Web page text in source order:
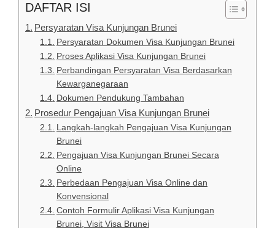
DAFTAR ISI
Persyaratan Visa Kunjungan Brunei
Persyaratan Dokumen Visa Kunjungan Brunei
Proses Aplikasi Visa Kunjungan Brunei
Perbandingan Persyaratan Visa Berdasarkan
Kewarganegaraan
Dokumen Pendukung Tambahan
Prosedur Pengajuan Visa Kunjungan Brunei
Langkah-langkah Pengajuan Visa Kunjungan
Brunei
Pengajuan Visa Kunjungan Brunei Secara
Online
Perbedaan Pengajuan Visa Online dan
Konvensional
Contoh Formulir Aplikasi Visa Kunjungan
Brunei, Visit Visa Brunei